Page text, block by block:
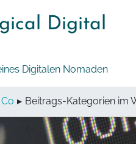
Digital
Digitalen Nomaden
▸ Beitrags-Kategorien im